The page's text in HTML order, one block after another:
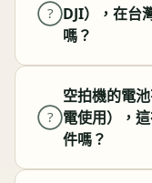
? DJI），在台
嗎？
?
空拍機的電
電使用），
件嗎？